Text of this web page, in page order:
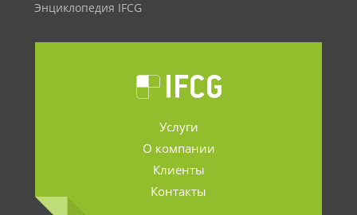
Энциклопедия IFCG
Услуги
О компании
Клиенты
Контакты